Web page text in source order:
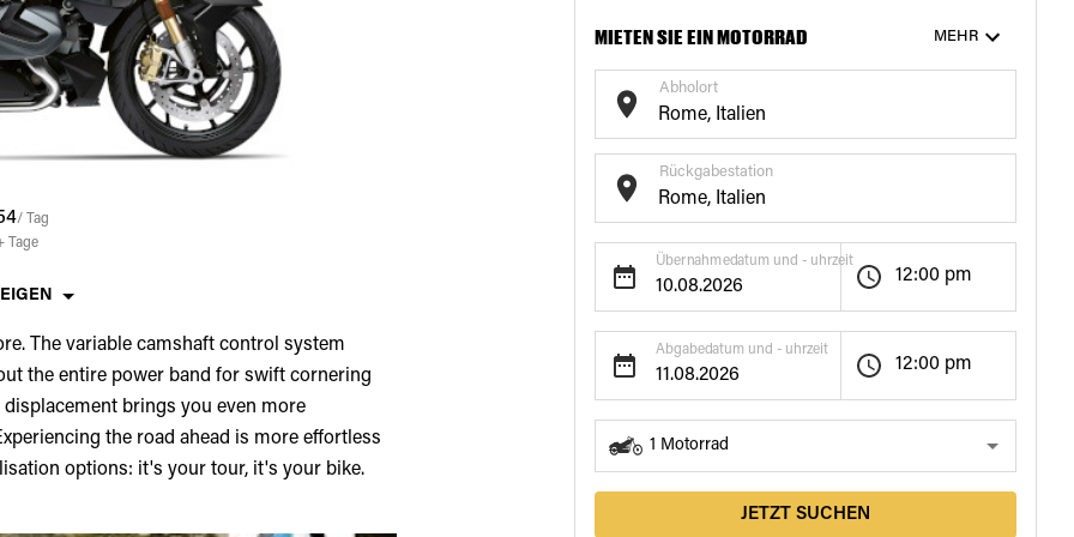
/ Tag
Tage
The variable camshaft control system
the entire power band for swift cornering
brings you even more
the road ahead is more effortless
options: it's your tour, it's your bike.
MIETEN SIE EIN MOTORRAD MEHR
Abholort
Rückgabestation
Übernahmedatum und - uhrzeit
12:00 pm
Abgabedatum und - uhrzeit
12:00 pm
1 Motorrad
JETZT SUCHEN